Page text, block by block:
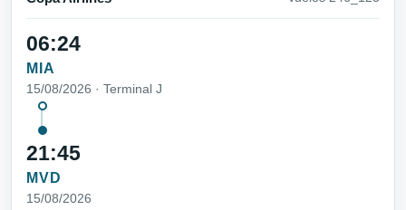
06:24
MIA
15/08/2026 · Terminal J
21:45
MVD
15/08/2026